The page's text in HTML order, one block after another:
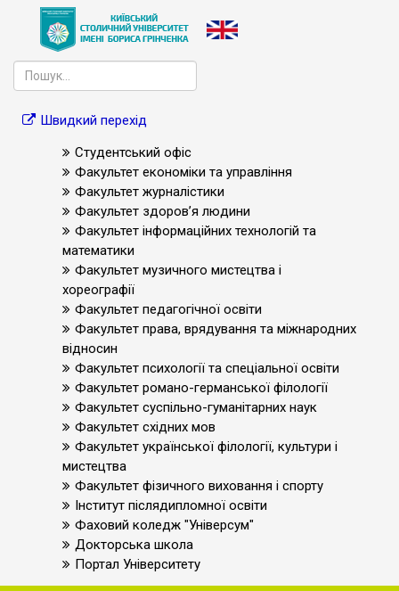
Швидкий перехід
Студентський офіс
Факультет економіки та управління
Факультет журналістики
Факультет здоров’я людини
Факультет інформаційних технологій та
математики
Факультет музичного мистецтва і
хореографії
Факультет педагогічної освіти
Факультет права, врядування та міжнародних
відносин
Факультет психології та спеціальної освіти
Факультет романо-германської філології
Факультет суспільно-гуманітарних наук
Факультет східних мов
Факультет української філології, культури і
мистецтва
Факультет фізичного виховання і спорту
Інститут післядипломної освіти
Фаховий коледж "Універсум"
Докторська школа
Портал Університету